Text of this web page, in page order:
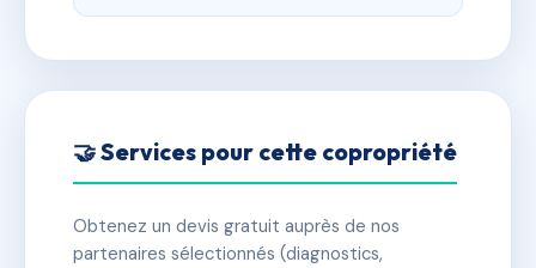
🤝 Services pour cette copropriété
Obtenez un devis gratuit auprès de nos
partenaires sélectionnés (diagnostics,